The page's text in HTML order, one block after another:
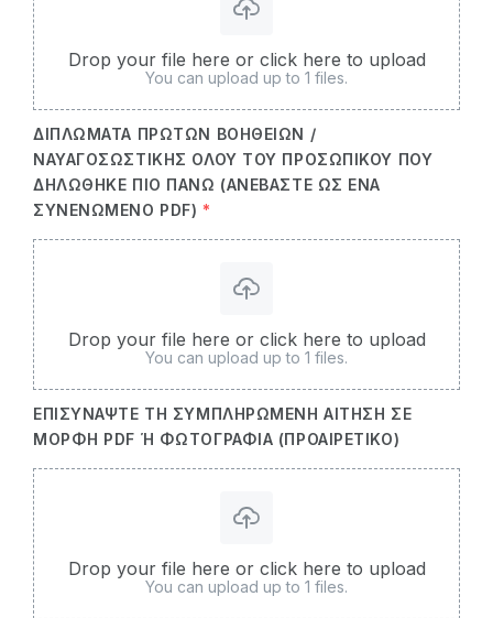
Drop your file here or click here to upload
You can upload up to 1 files.
ΔΙΠΛΏΜΑΤΑ ΠΡΏΤΩΝ ΒΟΗΘΕΙΏΝ /
ΝΑΥΑΓΟΣΩΣΤΙΚΉΣ ΌΛΟΥ ΤΟΥ ΠΡΟΣΩΠΙΚΟΎ ΠΟΥ
ΔΗΛΏΘΗΚΕ ΠΙΟ ΠΆΝΩ (ΑΝΕΒΆΣΤΕ ΩΣ ΈΝΑ
ΣΥΝΕΝΩΜΈΝΟ PDF) *
Drop your file here or click here to upload
You can upload up to 1 files.
ΕΠΙΣΥΝΆΨΤΕ ΤΗ ΣΥΜΠΛΗΡΩΜΈΝΗ ΑΊΤΗΣΗ ΣΕ
ΜΟΡΦΉ PDF Ή ΦΩΤΟΓΡΑΦΊΑ (ΠΡΟΑΙΡΕΤΙΚΌ)
Drop your file here or click here to upload
You can upload up to 1 files.